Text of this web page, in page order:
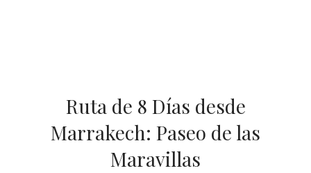
Ruta de 8 Días desde
Marrakech: Paseo de las
Maravillas